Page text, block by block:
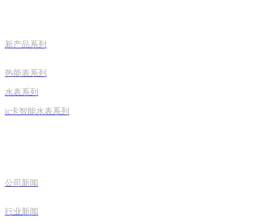
新产品系列
热能表系列
水表系列
ic卡智能水表系列
公司新闻
行业新闻